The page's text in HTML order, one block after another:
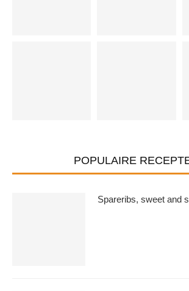
POPULAIRE
Spareribs, sweet and